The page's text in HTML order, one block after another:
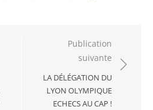
Publication
suivante
LA DÉLÉGATION DU
LYON OLYMPIQUE
ECHECS AU CAP !